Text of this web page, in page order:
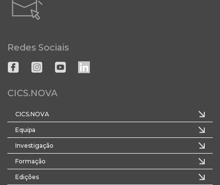
Redes Sociais
CICS.NOVA
CICS.NOVA
Equipa
Investigação
Formação
Edições